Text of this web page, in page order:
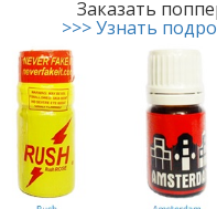
Заказать
>>> Узнать